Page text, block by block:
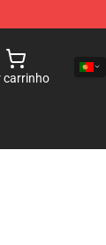
carrinho